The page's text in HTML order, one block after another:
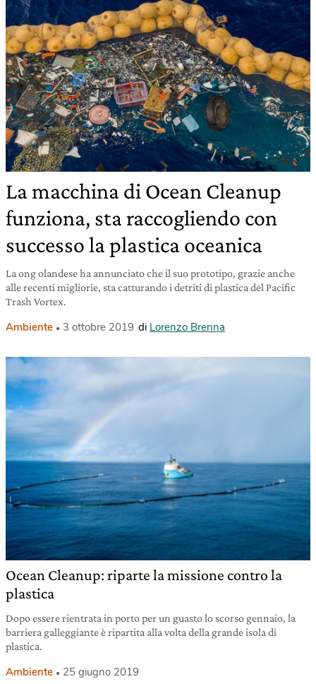
La macchina di Ocean Cleanup
funziona, sta raccogliendo con
successo la plastica oceanica
La ong olandese ha annunciato che il suo prototipo, grazie anche
alle recenti migliorie, sta catturando i detriti di plastica del Pacific
Trash Vortex.
Ambiente 3 ottobre 2019 di Lorenzo Brenna
Ocean Cleanup: riparte la missione contro la
plastica
Dopo essere rientrata in porto per un guasto lo scorso gennaio, la
barriera galleggiante è ripartita alla volta della grande isola di
plastica.
Ambiente 25 giugno 2019